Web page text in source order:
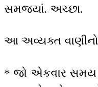
સમજ્યાં. અચ્છા.
આ અવ્યક્ત વાણીનો
* જો એકવાર સમય